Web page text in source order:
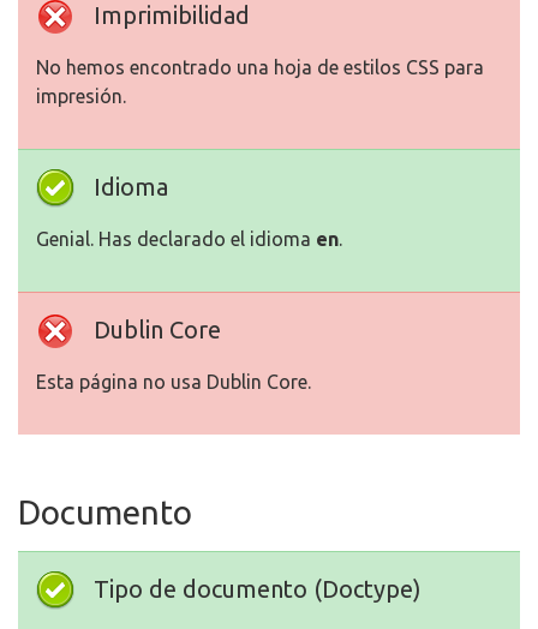
Imprimibilidad
No hemos encontrado una hoja de estilos CSS para
impresión.
Idioma
Genial. Has declarado el idioma en.
Dublin Core
Esta página no usa Dublin Core.
Documento
Tipo de documento (Doctype)